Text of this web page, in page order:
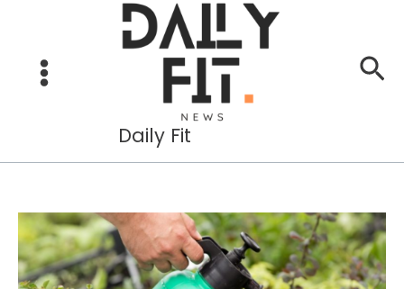
contenu
Daily Fit